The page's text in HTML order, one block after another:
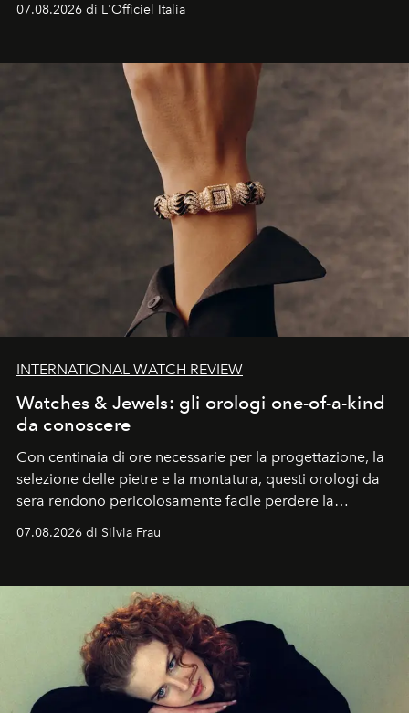
07.08.2026 di L'Officiel Italia
INTERNATIONAL WATCH REVIEW
Watches & Jewels: gli orologi one-of-a-kind
da conoscere
Con centinaia di ore necessarie per la progettazione, la
selezione delle pietre e la montatura, questi orologi da
sera rendono pericolosamente facile perdere la
07.08.2026 di Silvia Frau